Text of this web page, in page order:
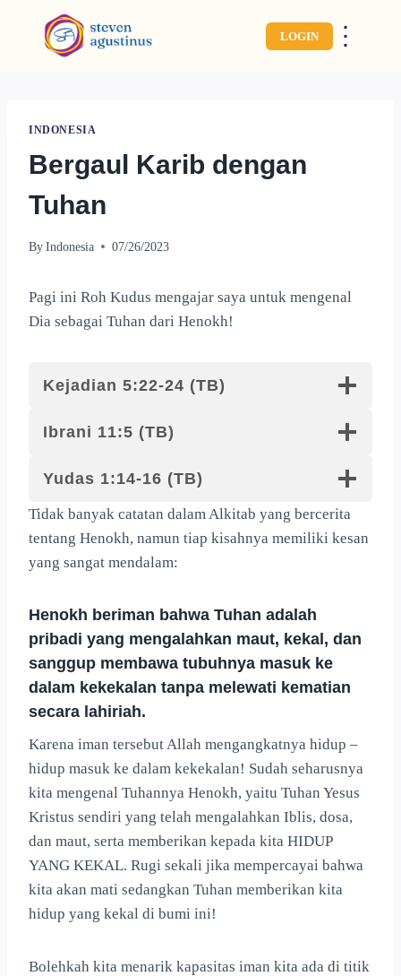
LOGIN ⋮
INDONESIA
Bergaul Karib dengan
Tuhan
By Indonesia 07/26/2023
Pagi ini Roh Kudus mengajar saya untuk mengenal
Dia sebagai Tuhan dari Henokh!
Kejadian 5:22-24 (TB)
Ibrani 11:5 (TB)
Yudas 1:14-16 (TB)
Tidak banyak catatan dalam Alkitab yang bercerita
tentang Henokh, namun tiap kisahnya memiliki kesan
yang sangat mendalam:
Henokh beriman bahwa Tuhan adalah
pribadi yang mengalahkan maut, kekal, dan
sanggup membawa tubuhnya masuk ke
dalam kekekalan tanpa melewati kematian
secara lahiriah.
Karena iman tersebut Allah mengangkatnya hidup –
hidup masuk ke dalam kekekalan! Sudah seharusnya
kita mengenal Tuhannya Henokh, yaitu Tuhan Yesus
Kristus sendiri yang telah mengalahkan Iblis, dosa,
dan maut, serta memberikan kepada kita HIDUP
YANG KEKAL. Rugi sekali jika mempercayai bahwa
kita akan mati sedangkan Tuhan memberikan kita
hidup yang kekal di bumi ini!
Bolehkah kita menarik kapasitas iman kita ada di titik